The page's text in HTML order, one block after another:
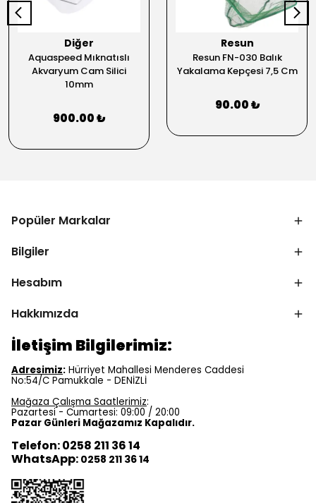
Diğer
Aquaspeed Mıknatıslı
Akvaryum Cam Silici
10mm
900.00 ₺
Resun
Resun FN-030 Balık
Yakalama Kepçesi 7,5 Cm
90.00 ₺
Popüler Markalar
Bilgiler
Hesabım
Hakkımızda
İletişim Bilgilerimiz:
Adresimiz: Hürriyet Mahallesi Menderes Caddesi
No:54/C Pamukkale - DENİZLİ
Mağaza Çalışma Saatlerimiz:
Pazartesi - Cumartesi: 09:00 / 20:00
Pazar Günleri Mağazamız Kapalıdır.
Telefon: 0258 211 36 14
WhatsApp: 0258 211 36 14